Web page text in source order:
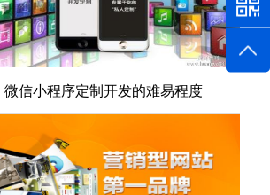
微信小程序定制开发的难易程度